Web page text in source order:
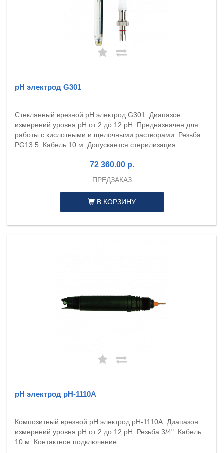
рН электрод G301
Стеклянный врезной pH электрод G301. Диапазон
измерений уровня pH от 2 до 12 pH. Предназначен для
работы с кислотными и щелочными растворами. Резьба
PG13.5. Кабель 10 м. Допускается стерилизация.
72 360.00 р.
ПРЕДЗАКАЗ
В КОРЗИНУ
рН электрод pH-1110A
Композитный врезной pH электрод pH-1110A. Диапазон
измерений уровня pH от 2 до 12 pH. Резьба 3/4". Кабель
10 м. Контактное подключение.